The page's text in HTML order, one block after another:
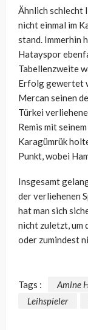
Ähnlich schlecht
nicht einmal im
stand. Immerhin
Hatayspor
Tabellenzweite
Erfolg gewertet
Mercan seinen
Türkei
Remis mit
Karagümrük
Punkt, wobei
Insgesamt
der verliehenen
hat man sich
nicht zuletzt, um
oder zumindest
Tags : Amine
Leihspieler